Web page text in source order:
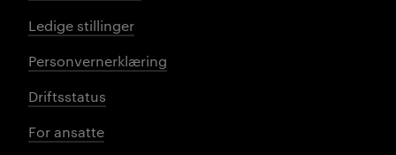
Ledige stillinger
Personvernerklæring
Driftsstatus
For ansatte